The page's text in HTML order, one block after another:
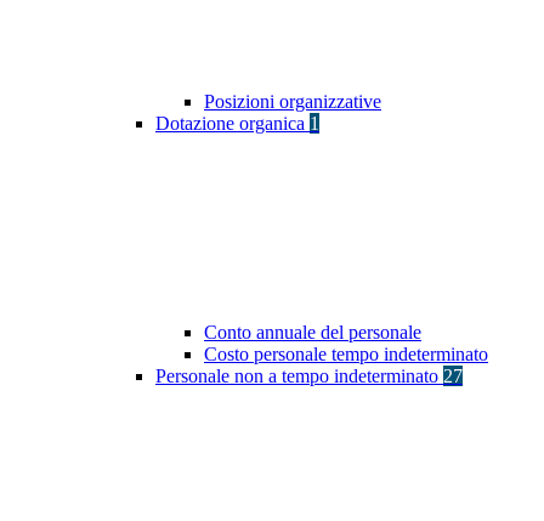
Posizioni organizzative
Dotazione organica 1
Conto annuale del personale
Costo personale tempo indeterminato
Personale non a tempo indeterminato 27